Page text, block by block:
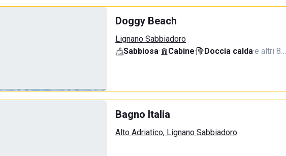
Doggy Beach
Lignano Sabbiadoro
Sabbiosa· Cabine· Doccia calda·e altri 8…
Bagno Italia
Alto Adriatico, Lignano Sabbiadoro